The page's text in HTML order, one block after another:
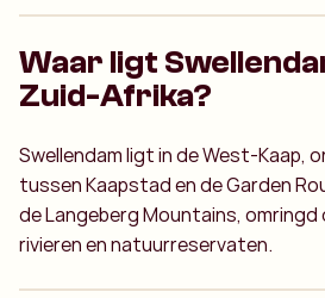
Waar ligt
Zuid-Afrika?
Swellendam ligt in de West-Kaap,
tussen Kaapstad en de Garden
de Langeberg Mountains,
rivieren en natuurreservaten.